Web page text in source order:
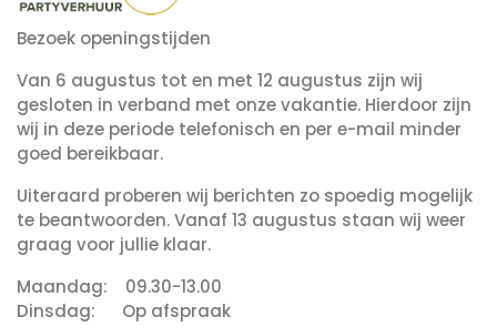
Bezoek openingstijden
Van 6 augustus tot en met 12 augustus zijn wij
gesloten in verband met onze vakantie. Hierdoor zijn
wij in deze periode telefonisch en per e-mail minder
goed bereikbaar.
Uiteraard proberen wij berichten zo spoedig mogelijk
te beantwoorden. Vanaf 13 augustus staan wij weer
graag voor jullie klaar.
Maandag: 09.30-13.00
Dinsdag: Op afspraak